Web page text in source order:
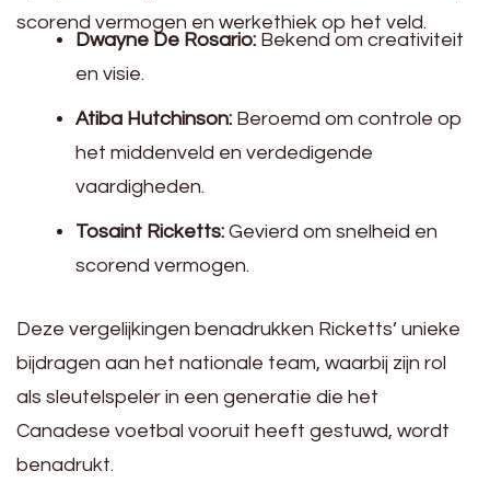
scorend vermogen en werkethiek op het veld.
Dwayne De Rosario: Bekend om creativiteit
en visie.
Atiba Hutchinson: Beroemd om controle op
het middenveld en verdedigende
vaardigheden.
Tosaint Ricketts: Gevierd om snelheid en
scorend vermogen.
Deze vergelijkingen benadrukken Ricketts’ unieke
bijdragen aan het nationale team, waarbij zijn rol
als sleutelspeler in een generatie die het
Canadese voetbal vooruit heeft gestuwd, wordt
benadrukt.